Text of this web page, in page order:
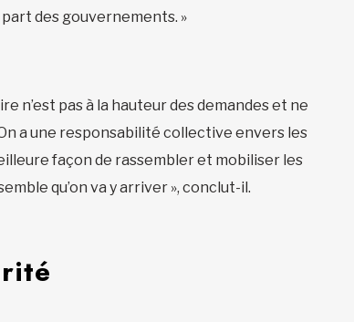
des gouvernements. »
n’est pas à la hauteur des demandes et ne
a une responsabilité collective envers les
façon de rassembler et mobiliser les
qu’on va y arriver », conclut-il.